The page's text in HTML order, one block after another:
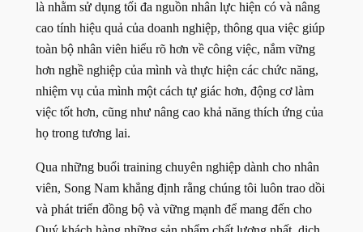
là nhằm sử dụng tối đa nguồn nhân lực hiện có và nâng
cao tính hiệu quả của doanh nghiệp, thông qua việc giúp
toàn bộ nhân viên hiểu rõ hơn về công việc, nắm vững
hơn nghề nghiệp của mình và thực hiện các chức năng,
nhiệm vụ của mình một cách tự giác hơn, động cơ làm
việc tốt hơn, cũng như nâng cao khả năng thích ứng của
họ trong tương lai.
Qua những buổi training chuyên nghiệp dành cho nhân
viên, Song Nam khẳng định rằng chúng tôi luôn trao dồi
và phát triển đồng bộ và vững mạnh để mang đến cho